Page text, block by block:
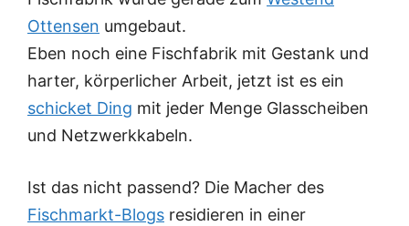
Ottensen umgebaut.
Eben noch eine Fischfabrik mit Gestank und
harter, körperlicher Arbeit, jetzt ist es ein
schicket Ding mit jeder Menge Glasscheiben
und Netzwerkkabeln.
Ist das nicht passend? Die Macher des
Fischmarkt-Blogs residieren in einer